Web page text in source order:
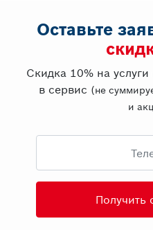
Оставьте
Скидка 10% на
в сервис (не
и